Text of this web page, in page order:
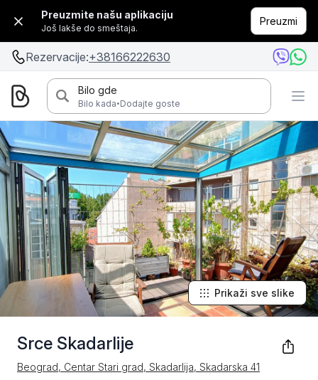
Preuzmite našu aplikaciju
Još lakše do smeštaja.
Preuzmi
Rezervacije:+38166222630
Bilo gde
Bilo kada·Dodajte goste
Srce Skadarlije
Beograd, Centar Stari grad, Skadarlija, Skadarska 41
Prikaži sve slike